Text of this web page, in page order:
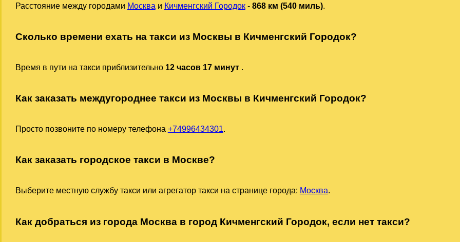
Расстояние между городами Москва и Кичменгский Городок- 868 км (540 миль).
Сколько времени ехать на такси из Москвы в Кичменгский Городок?
Время в пути на такси приблизительно 12 часов 17 минут .
Как заказать междугороднее такси из Москвы в Кичменгский Городок?
Просто позвоните по номеру телефона +74996434301.
Как заказать городское такси в Москве?
Выберите местную службу такси или агрегатор такси на странице города: Москва.
Как добраться из города Москва в город Кичменгский Городок, если нет такси?